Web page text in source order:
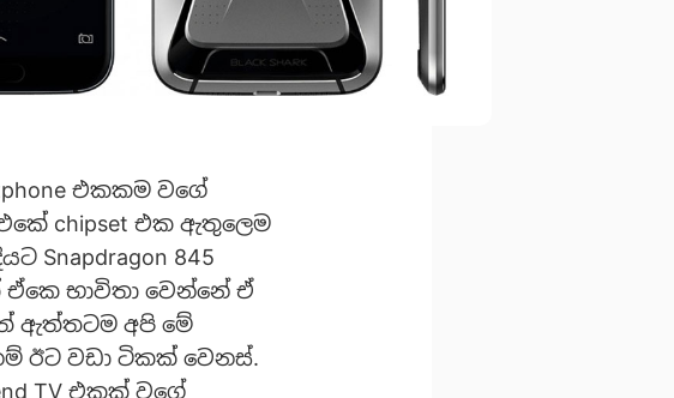
එකකම වගේ
එකේ chipset එක ඇතුලෙම
Snapdragon 845
භාවිතා වෙන්නේ ඒ
ඇත්තටම අපි මේ
ඊට වඩා ටිකක් වෙනස්.
TV එකක් වගේ